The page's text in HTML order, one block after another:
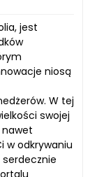
jest
niosą
W tej
swojej
w odkrywaniu
serdecznie